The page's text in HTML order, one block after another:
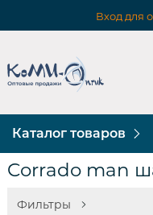
Вход для
Каталог товаров
Corrado man
Фильтры